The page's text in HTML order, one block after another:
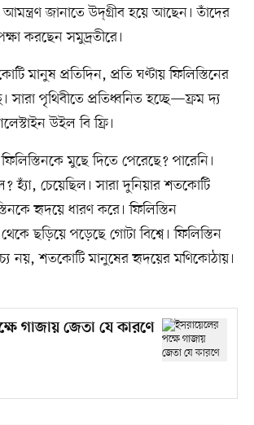
আমন্ত্রণ জানাতে উদ্‌গ্রীব হয়ে আছেন। তাঁদের
করছেন সমুদ্রতীরে।
মানুষ প্রতিদিন, প্রতি ঘণ্টায় ফিলিস্তিনের
সারা পৃথিবীতে প্রতিধ্বনিত হচ্ছে—ফ্রম দ্য
উইল বি ফ্রি।
মুছে দিতে পেরেছে? পারেনি।
হ্যাঁ, চেয়েছিল। সারা দুনিয়ার শতকোটি
হৃদয়ে ধারণ করে। ফিলিস্তিন
ছড়িয়ে পড়েছে গোটা বিশ্বে। ফিলিস্তিন
নয়, শতকোটি মানুষের হৃদয়ের মণিকোঠায়।
গাজায় জেতা যে কারণে